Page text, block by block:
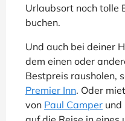
Urlaubsort noch tolle
buchen.
Und auch bei deiner
dem einen oder
Bestpreis rausholen,
Premier Inn. Oder
von Paul Camper und